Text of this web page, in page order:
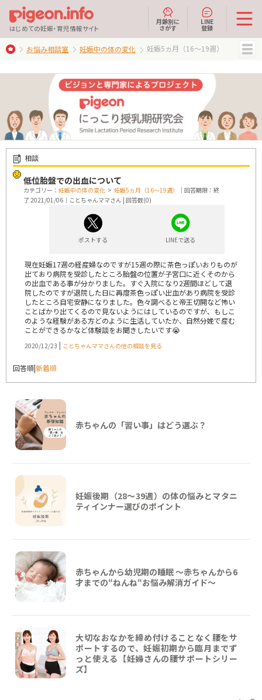
はじめての妊娠・育児情報サイト
月齢別に
さがす
LINE
登録
お悩み相談室 妊娠中の体の変化 妊娠5ヵ月（16～19週）
相談
低位胎盤での出血について
カテゴリー： 妊娠中の体の変化 > 妊娠5ヵ月（16～19週）
｜回答期限：終
了 2021/01/06｜ことちゃんママさん | 回答数(0)
ポストする LINEで送る
現在妊娠17週の経産婦なのですが15週の際に茶色っぽいおりものが
出ており病院を受診したところ胎盤の位置が子宮口に近くそのから
の出血である事が分かりました。すぐ入院になり2週間ほどして退
院したのですが退院した日に再度茶色っぽい出血があり病院を受診
したところ自宅安静になりました。色々調べると帝王切開など怖い
ことばかり出てくるので見ないようにはしているのですが、もしこ
のような経験がある方どのように生活していたか、自然分娩で産む
ことができるかなど体験談をお聞きしたいです😭
2020/12/23 | ことちゃんママさんの他の相談を見る
回答順|新着順
赤ちゃんの「習い事」はどう選ぶ？
妊娠後期（28〜39週）の体の悩みとマタニ
ティインナー選びのポイント
赤ちゃんから幼児期の睡眠 ～赤ちゃんから6
才までの“ねんね“お悩み解消ガイド〜
大切なおなかを締め付けることなく腰をサ
ポートするので、妊娠初期から臨月までず
っと使える【妊婦さんの腰サポートシリー
ズ】